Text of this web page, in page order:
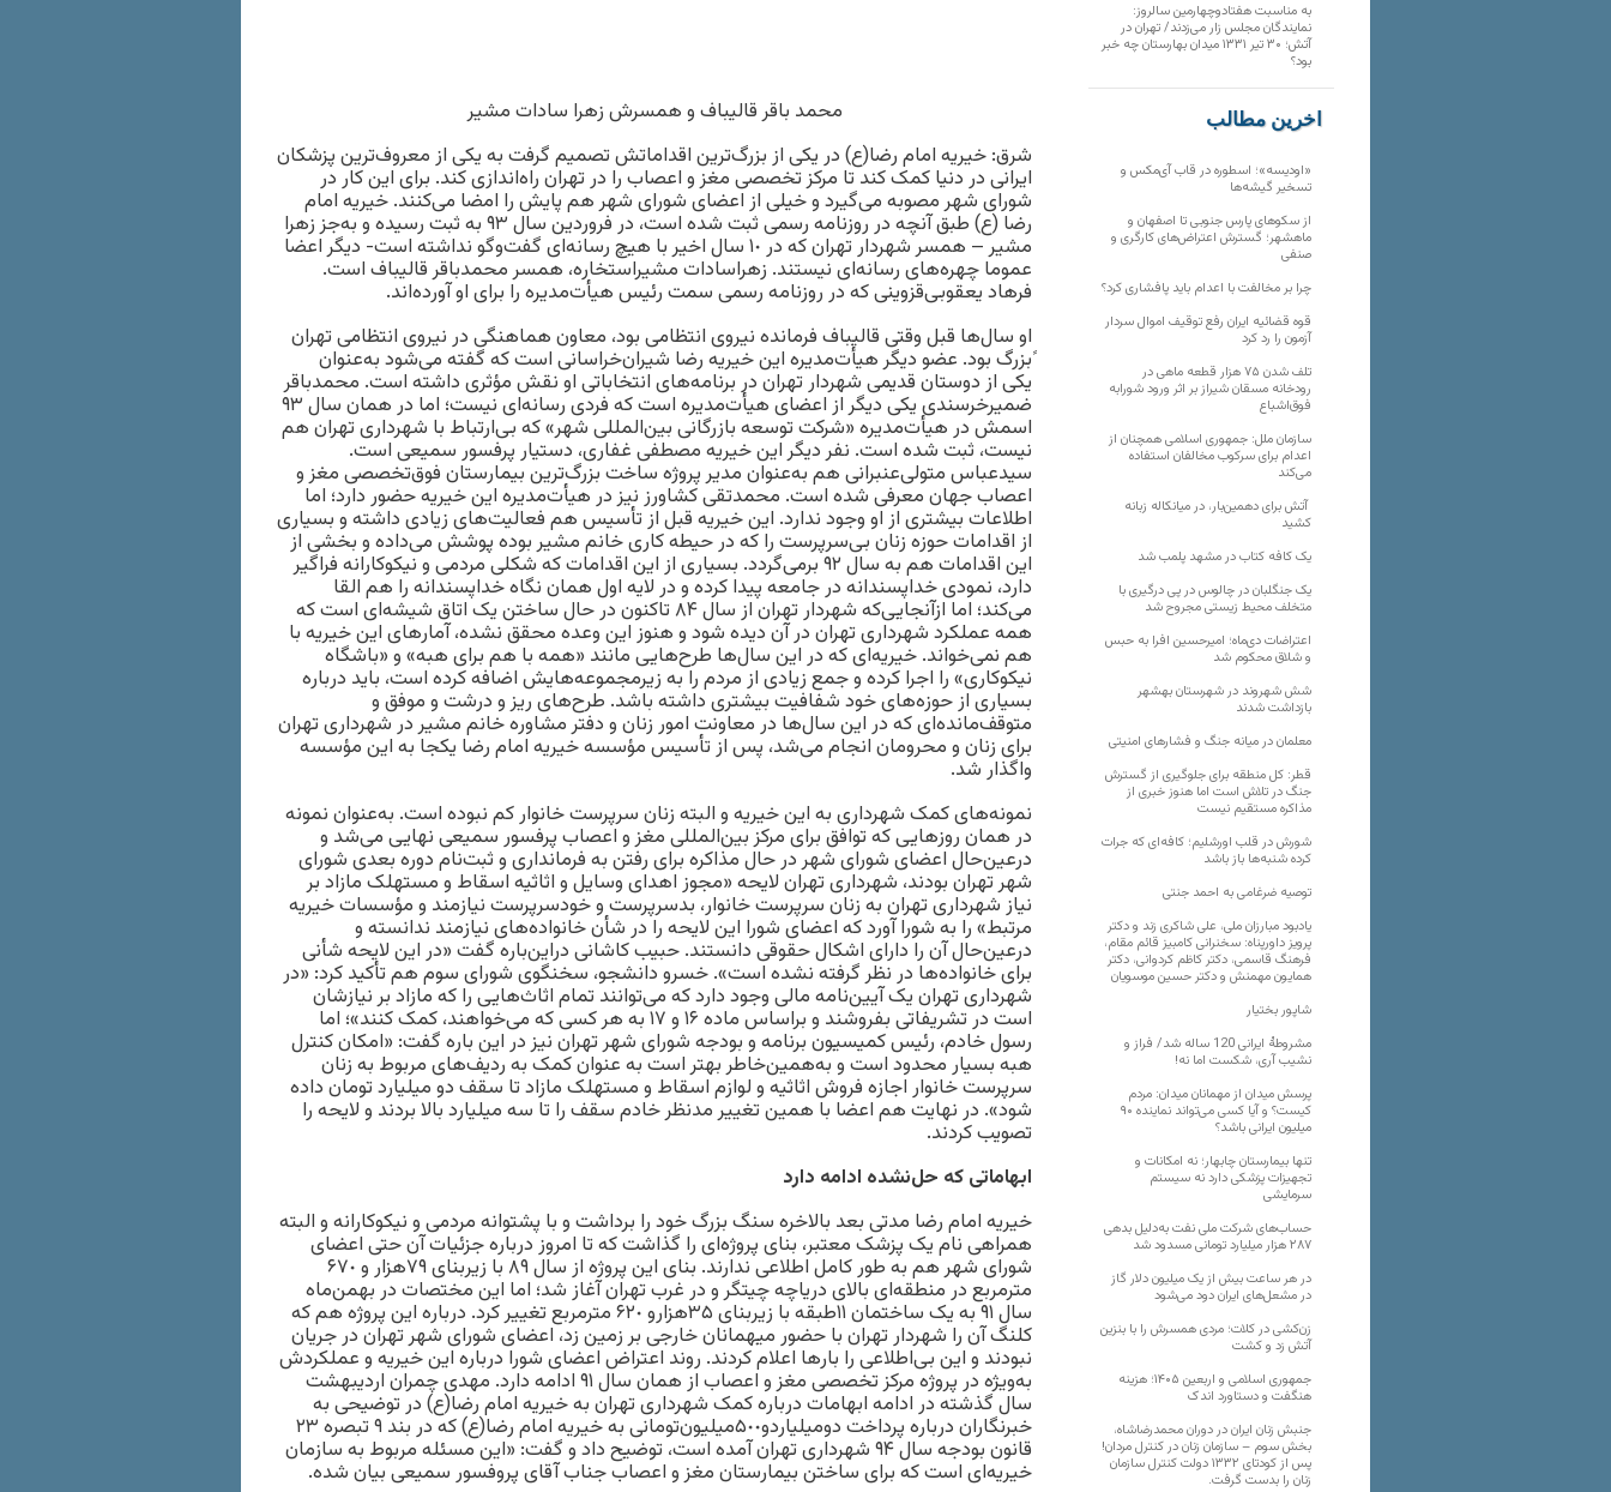
محمد باقر قالیباف و همسرش زهرا سادات مشیر
شرق: خیریه امام‌ رضا(ع) در یکی از بزرگ‌ترین اقداماتش تصمیم گرفت به یکی از معروف‌ترین پزشکان
ایرانی در دنیا کمک کند تا مرکز تخصصی مغز و اعصاب را در تهران راه‌اندازی کند. برای این کار در
شورای شهر مصوبه می‌گیرد و خیلی از اعضای شورای شهر هم پایش را امضا می‌کنند. خیریه امام
رضا (ع) طبق آنچه در روزنامه رسمی ثبت شده است، در فروردین سال ٩٣ به ثبت رسیده و به‌جز زهرا
مشیر – همسر شهردار تهران که در ١٠ سال اخیر با هیچ رسانه‌ای گفت‌وگو نداشته است- دیگر اعضا
عموما چهره‌های رسانه‌ای نیستند. زهراسادات مشیراستخاره، همسر محمدباقر قالیباف است.
فرهاد یعقوبی‌قزوینی که در روزنامه رسمی سمت رئیس هیأت‌مدیره را برای او آورده‌اند.
او سال‌ها قبل وقتی قالیباف فرمانده نیروی انتظامی بود، معاون هماهنگی در نیروی انتظامی تهران
ًبزرگ بود. عضو دیگر هیأت‌مدیره این خیریه رضا شیران‌خراسانی است که گفته می‌شود به‌عنوان
یکی از دوستان قدیمی شهردار تهران در برنامه‌های انتخاباتی او نقش مؤثری داشته است. محمدباقر
ضمیرخرسندی یکی دیگر از اعضای هیأت‌مدیره است که فردی رسانه‌ای نیست؛ اما در همان سال ٩٣
اسمش در هیأت‌مدیره «شرکت توسعه بازرگانی بین‌المللی شهر» که بی‌ارتباط با شهرداری تهران هم
نیست، ثبت شده است. نفر دیگر این خیریه مصطفی غفاری، دستیار پرفسور سمیعی است.
سیدعباس متولی‌عنبرانی هم به‌عنوان مدیر پروژه ساخت بزرگ‌ترین بیمارستان فوق‌تخصصی مغز و
اعصاب جهان معرفی شده است. محمدتقی کشاورز نیز در هیأت‌مدیره این خیریه حضور دارد؛ اما
اطلاعات بیشتری از او وجود ندارد. این خیریه قبل از تأسیس هم فعالیت‌های زیادی داشته و بسیاری
از اقدامات حوزه زنان بی‌سرپرست را که در حیطه کاری خانم مشیر بوده پوشش می‌داده و بخشی از
این اقدامات هم به سال ٩٢ برمی‌گردد. بسیاری از این اقدامات که شکلی مردمی و نیکوکارانه فراگیر
دارد، نمودی خداپسندانه در جامعه پیدا کرده و در لایه اول همان نگاه خداپسندانه را هم القا
می‌کند؛ اما ازآنجایی‌که شهردار تهران از سال ٨۴ تاکنون در حال ساختن یک اتاق شیشه‌ای است که
همه عملکرد شهرداری تهران در آن دیده شود و هنوز این وعده محقق نشده، آمارهای این خیریه با
هم نمی‌خواند. خیریه‌ای که در این سال‌ها طرح‌هایی مانند «همه با هم برای هبه» و «باشگاه
نیکوکاری» را اجرا کرده و جمع زیادی از مردم را به زیرمجموعه‌هایش اضافه کرده است، باید درباره
بسیاری از حوزه‌های خود شفافیت بیشتری داشته باشد. طرح‌های ریز و درشت و موفق و
متوقف‌مانده‌ای که در این سال‌ها در معاونت امور زنان و دفتر مشاوره خانم مشیر در شهرداری تهران
برای زنان و محرومان انجام می‌شد، پس از تأسیس مؤسسه خیریه امام رضا یکجا به این مؤسسه
واگذار شد.
نمونه‌های کمک شهرداری به این خیریه و البته زنان سرپرست خانوار کم نبوده است. به‌عنوان نمونه
در همان روزهایی که توافق برای مرکز بین‌المللی مغز و اعصاب پرفسور سمیعی نهایی می‌شد و
درعین‌حال اعضای شورای شهر در حال مذاکره برای رفتن به فرمانداری و ثبت‌نام دوره بعدی شورای
شهر تهران بودند، شهرداری تهران لایحه «مجوز اهدای وسایل و اثاثیه اسقاط و مستهلک مازاد بر
نیاز شهرداری تهران به زنان سرپرست خانوار، بدسرپرست و خودسرپرست نیازمند و مؤسسات خیریه
مرتبط» را به شورا آورد که اعضای شورا این لایحه را در شأن خانواده‌های نیازمند ندانسته و
درعین‌حال آن را دارای اشکال حقوقی دانستند. حبیب کاشانی دراین‌باره گفت «در این لایحه شأنی
برای خانواده‌ها در نظر گرفته نشده است». خسرو دانشجو، سخنگوی شورای سوم هم تأکید کرد: «در
شهرداری تهران یک آیین‌نامه مالی وجود دارد که می‌توانند تمام اثاث‌هایی را که مازاد بر نیازشان
است در تشریفاتی بفروشند و براساس ماده ١۶ و ١٧ به هر کسی که می‌خواهند، کمک کنند»؛ اما
رسول خادم، رئیس کمیسیون برنامه و بودجه شورای شهر تهران نیز در این باره گفت: «امکان کنترل
هبه بسیار محدود است و به‌همین‌خاطر بهتر است به عنوان کمک به ردیف‌های مربوط به زنان
سرپرست خانوار اجازه فروش اثاثیه و لوازم اسقاط و مستهلک مازاد تا سقف دو میلیارد تومان داده
شود». در نهایت هم اعضا با همین تغییر مدنظر خادم سقف را تا سه میلیارد بالا بردند و لایحه را
تصویب کردند.
‌ابهاماتی که حل‌نشده ادامه دارد
خیریه امام رضا مدتی بعد بالاخره سنگ بزرگ خود را برداشت و با پشتوانه مردمی و نیکوکارانه و البته
همراهی نام یک پزشک معتبر، بنای پروژه‌ای را گذاشت که تا امروز درباره جزئیات آن حتی اعضای
شورای شهر هم به طور کامل اطلاعی ندارند. بنای این پروژه از سال ٨٩ با زیربنای ٧٩هزار و ۶٧٠
مترمربع در منطقه‌ای بالای دریاچه چیتگر و در غرب تهران آغاز شد؛ اما این مختصات در بهمن‌ماه
سال ٩١ به یک ساختمان ١١طبقه با زیربنای ٣۵هزارو ۶٢٠ مترمربع تغییر کرد. درباره این پروژه هم که
کلنگ آن را شهردار تهران با حضور میهمانان خارجی بر زمین زد، اعضای شورای شهر تهران در جریان
نبودند و این بی‌اطلاعی را بارها اعلام کردند. روند اعتراض اعضای شورا درباره این خیریه و عملکردش
به‌ویژه در پروژه مرکز تخصصی مغز و اعصاب از همان سال ٩١ ادامه دارد. مهدی چمران اردیبهشت
سال گذشته در ادامه ابهامات درباره کمک شهرداری تهران به خیریه امام رضا(ع) در توضیحی به
خبرنگاران درباره پرداخت دومیلیاردو‌۵٠٠‌میلیون‌تومانی به خیریه امام رضا(ع) که در بند ٩ تبصره ٢٣
قانون بودجه سال ٩۴ شهرداری تهران آمده است، توضیح داد و گفت: «این مسئله مربوط به سازمان
خیریه‌ای است که برای ساختن بیمارستان مغز و اعصاب جناب آقای پروفسور سمیعی بیان شده.
به مناسبت هفتادوچهارمین سالروز:
نمایندگان مجلس زار می‌زدند/ تهران در
آتش؛ ۳۰ تیر ۱۳۳۱ میدان بهارستان چه خبر
بود؟
آخرین مطالب
«اودیسه»؛ اسطوره در قاب آی‌مکس و
تسخیر گیشه‌ها
از سکوهای پارس جنوبی تا اصفهان و
ماهشهر؛ گسترش اعتراض‌های کارگری و
صنفی
چرا بر مخالفت با اعدام باید پافشاری کرد؟
قوه قضائیه ایران رفع توقیف اموال سردار
آزمون را رد کرد
تلف شدن ۷۵ هزار قطعه ماهی در
رودخانه مسقان شیراز بر اثر ورود شورابه
فوق‌اشباع
سازمان ملل: جمهوری اسلامی همچنان از
اعدام برای سرکوب مخالفان استفاده
می‌کند
آتش برای دهمین‌بار، در میانکاله زبانه
کشید
یک کافه کتاب در مشهد پلمب شد
یک جنگلبان در چالوس در پی درگیری با
متخلف محیط زیستی مجروح شد
اعتراضات دی‌ماه؛ امیرحسین افرا به حبس
و شلاق محکوم شد
شش شهروند در شهرستان بهشهر
بازداشت شدند
معلمان در میانه جنگ و فشارهای امنیتی
قطر: کل منطقه برای جلوگیری از گسترش
جنگ در تلاش است اما هنوز خبری از
مذاکره مستقیم نیست
شورش در قلب اورشلیم؛ کافه‌ای که جرات
کرده شنبه‌ها باز باشد
توصیه ضرغامی به احمد جنتی
یادبود مبارزان ملی، علی شاکری زند و دکتر
پرویز داورپناه: سخنرانی کامبیز قائم مقام،
فرهنگ قاسمی، دکتر کاظم کردوانی، دکتر
همایون مهمنش و دکتر حسین موسویان
شاپور بختیار
مشروطۀ ایرانی 120 ساله شد/ فراز و
نشیب آری، شکست اما نه!
پرسش میدان از مهمانان میدان: مردم
کیست؟ و آیا کسی می‌تواند نماینده ۹۰
میلیون ایرانی باشد؟
تنها بیمارستان چابهار؛ نه امکانات و
تجهیزات پزشکی دارد نه سیستم
سرمایشی
حساب‌های شرکت ملی نفت به‌دلیل بدهی
۲۸۷ هزار میلیارد تومانی مسدود شد
در هر ساعت بیش از یک میلیون دلار گاز
در مشعل‌های ایران دود می‌شود
زن‌کشی در کلات؛ مردی همسرش را با بنزین
آتش زد و کشت
جمهوری اسلامی و اربعین ۱۴۰۵؛ هزینه
هنگفت و دستاورد اندک
جنبش زنان ایران در دوران محمدرضاشاه،
بخش سوم – سازمان زنان در کنترل مردان!
پس از کودتای ۱۳۳۲ دولت کنترل سازمان
زنان را بدست گرفت.